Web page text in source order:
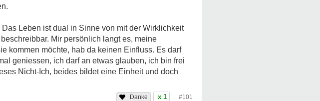
Leben ist dual in Sinne von mit der Wirklichkeit
Mir persönlich langt es, meine
kommen möchte, hab da keinen Einfluss. Es darf
geniessen, ich darf an etwas glauben, ich bin frei
Nicht-Ich, beides bildet eine Einheit und doch
x 1 #101